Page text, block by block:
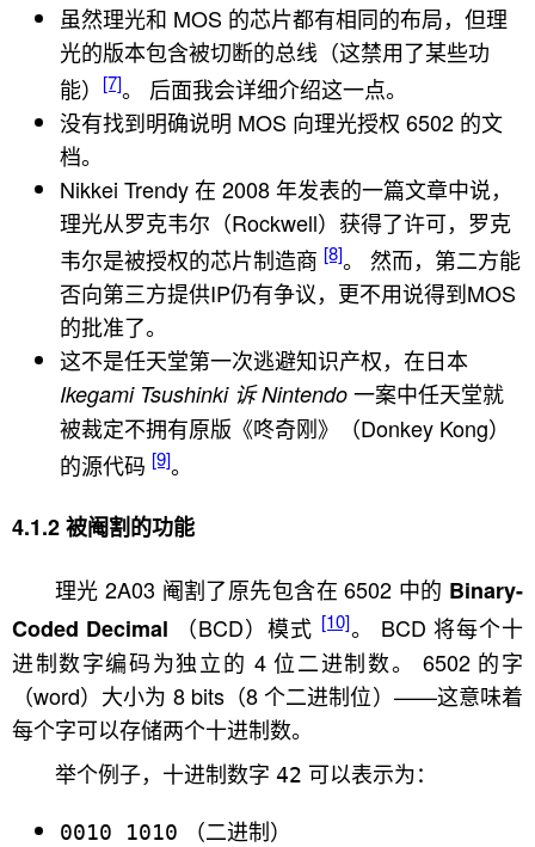
虽然理光和 MOS 的芯片都有相同的布局，但理
光的版本包含被切断的总线（这禁用了某些功
能）
[7]。 后面我会详细介绍这一点。
没有找到明确说明 MOS 向理光授权 6502 的文
档。
Nikkei Trendy 在 2008 年发表的一篇文章中说，
理光从罗克韦尔（Rockwell）获得了许可，罗克
韦尔是被授权的芯片制造商 [8]。 然而，第二方能
否向第三方提供IP仍有争议，更不用说得到MOS
的批准了。
这不是任天堂第一次逃避知识产权，在日本
Ikegami Tsushinki 诉 Nintendo 一案中任天堂就
被裁定不拥有原版《咚奇刚》（Donkey Kong）
的源代码 [9]。
被阉割的功能
理光 2A03 阉割了原先包含在 6502 中的 Binary-
Coded Decimal （BCD）模式 [10]。 BCD 将每个十
进制数字编码为独立的 4 位二进制数。 6502 的字
（word）大小为 8 bits（8 个二进制位）——这意味着
每个字可以存储两个十进制数。
举个例子，十进制数字 42 可以表示为：
0010 1010 （二进制）